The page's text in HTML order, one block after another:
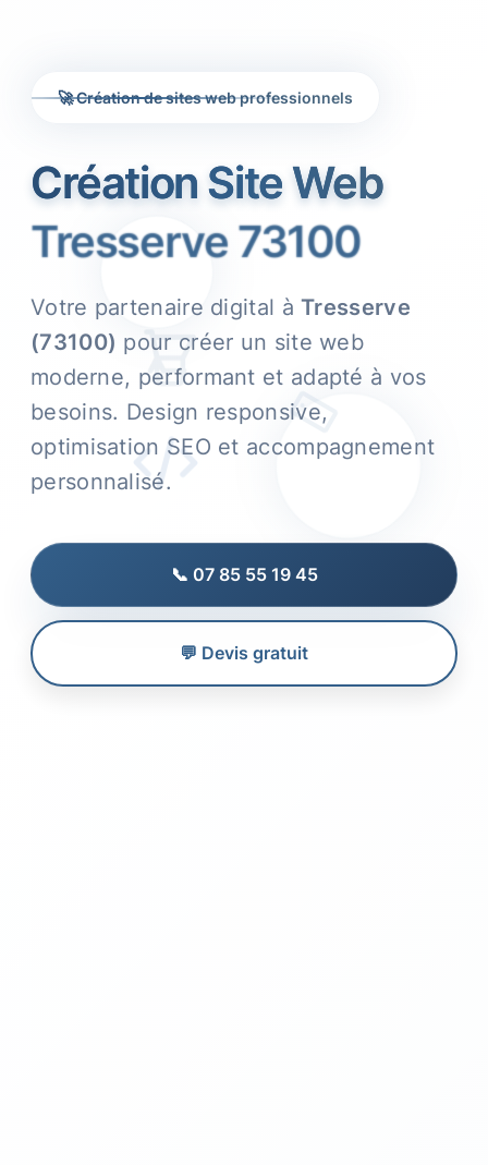
🚀 Création de sites web professionnels
Création Site Web
Tresserve 73100
Votre partenaire digital àTresserve
(73100) pour créer un site web
moderne, performant et adapté à vos
besoins. Design responsive,
optimisation SEO et accompagnement
personnalisé.
📞 07 85 55 19 45
💬 Devis gratuit